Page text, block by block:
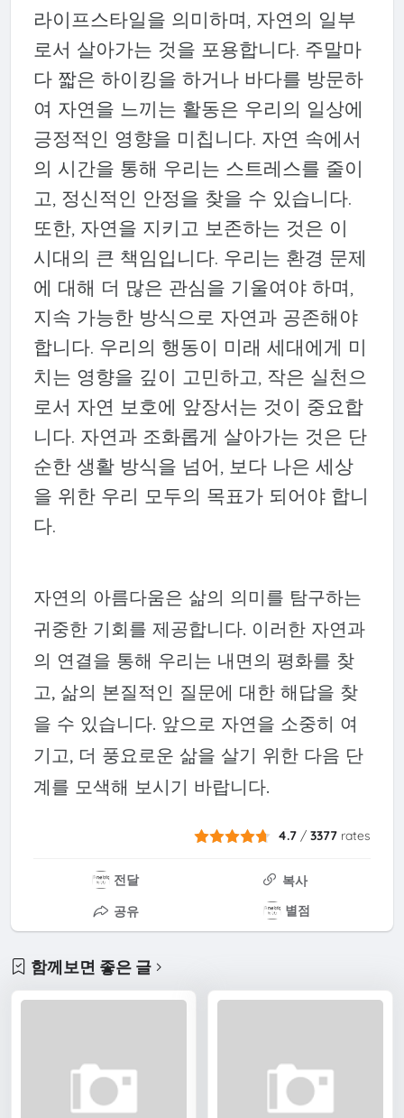
라이프스타일을 의미하며, 자연의 일부
로서 살아가는 것을 포용합니다. 주말마
다 짧은 하이킹을 하거나 바다를 방문하
여 자연을 느끼는 활동은 우리의 일상에
긍정적인 영향을 미칩니다. 자연 속에서
의 시간을 통해 우리는 스트레스를 줄이
고, 정신적인 안정을 찾을 수 있습니다.
또한, 자연을 지키고 보존하는 것은 이
시대의 큰 책임입니다. 우리는 환경 문제
에 대해 더 많은 관심을 기울여야 하며,
지속 가능한 방식으로 자연과 공존해야
합니다. 우리의 행동이 미래 세대에게 미
치는 영향을 깊이 고민하고, 작은 실천으
로서 자연 보호에 앞장서는 것이 중요합
니다. 자연과 조화롭게 살아가는 것은 단
순한 생활 방식을 넘어, 보다 나은 세상
을 위한 우리 모두의 목표가 되어야 합니
다.
자연의 아름다움은 삶의 의미를 탐구하는
귀중한 기회를 제공합니다. 이러한 자연과
의 연결을 통해 우리는 내면의 평화를 찾
고, 삶의 본질적인 질문에 대한 해답을 찾
을 수 있습니다. 앞으로 자연을 소중히 여
기고, 더 풍요로운 삶을 살기 위한 다음 단
계를 모색해 보시기 바랍니다.
4.7 /3377 rates
전달
복사
공유
별점
함께보면 좋은 글